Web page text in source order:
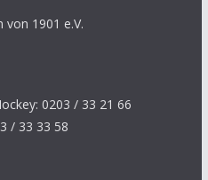
von 1901 e.V.
0203 / 33 21 66
/ 33 33 58